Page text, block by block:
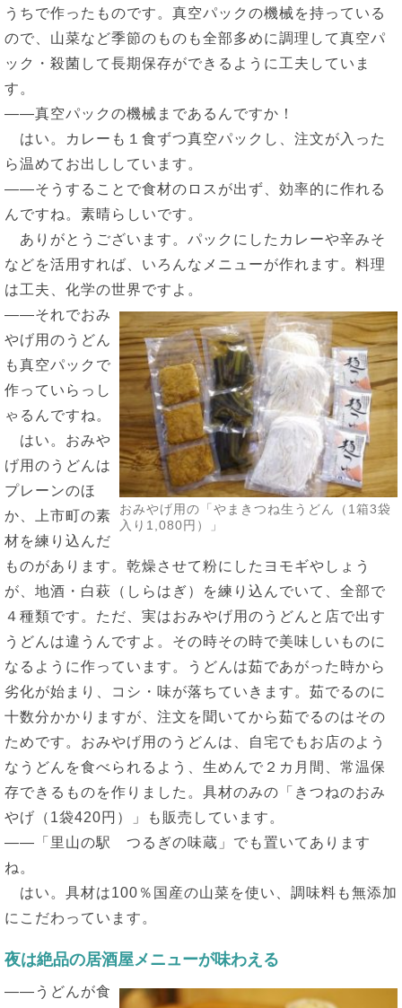
うちで作ったものです。真空パックの機械を持っている
ので、山菜など季節のものも全部多めに調理して真空パ
ック・殺菌して長期保存ができるように工夫していま
す。
――真空パックの機械まであるんですか！
はい。カレーも１食ずつ真空パックし、注文が入った
ら温めてお出ししています。
――そうすることで食材のロスが出ず、効率的に作れる
んですね。素晴らしいです。
ありがとうございます。パックにしたカレーや辛みそ
などを活用すれば、いろんなメニューが作れます。料理
は工夫、化学の世界ですよ。
おみやげ用の「やまきつね生うどん（1箱3袋
入り1,080円）」
――それでおみ
やげ用のうどん
も真空パックで
作っていらっし
ゃるんですね。
はい。おみや
げ用のうどんは
プレーンのほ
か、上市町の素
材を練り込んだ
ものがあります。乾燥させて粉にしたヨモギやしょう
が、地酒・白萩（しらはぎ）を練り込んでいて、全部で
４種類です。ただ、実はおみやげ用のうどんと店で出す
うどんは違うんですよ。その時その時で美味しいものに
なるように作っています。うどんは茹であがった時から
劣化が始まり、コシ・味が落ちていきます。茹でるのに
十数分かかりますが、注文を聞いてから茹でるのはその
ためです。おみやげ用のうどんは、自宅でもお店のよう
なうどんを食べられるよう、生めんで２カ月間、常温保
存できるものを作りました。具材のみの「きつねのおみ
やげ（1袋420円）」も販売しています。
――「里山の駅 つるぎの味蔵」でも置いてあります
ね。
はい。具材は100％国産の山菜を使い、調味料も無添加
にこだわっています。
夜は絶品の居酒屋メニューが味わえる
――うどんが食